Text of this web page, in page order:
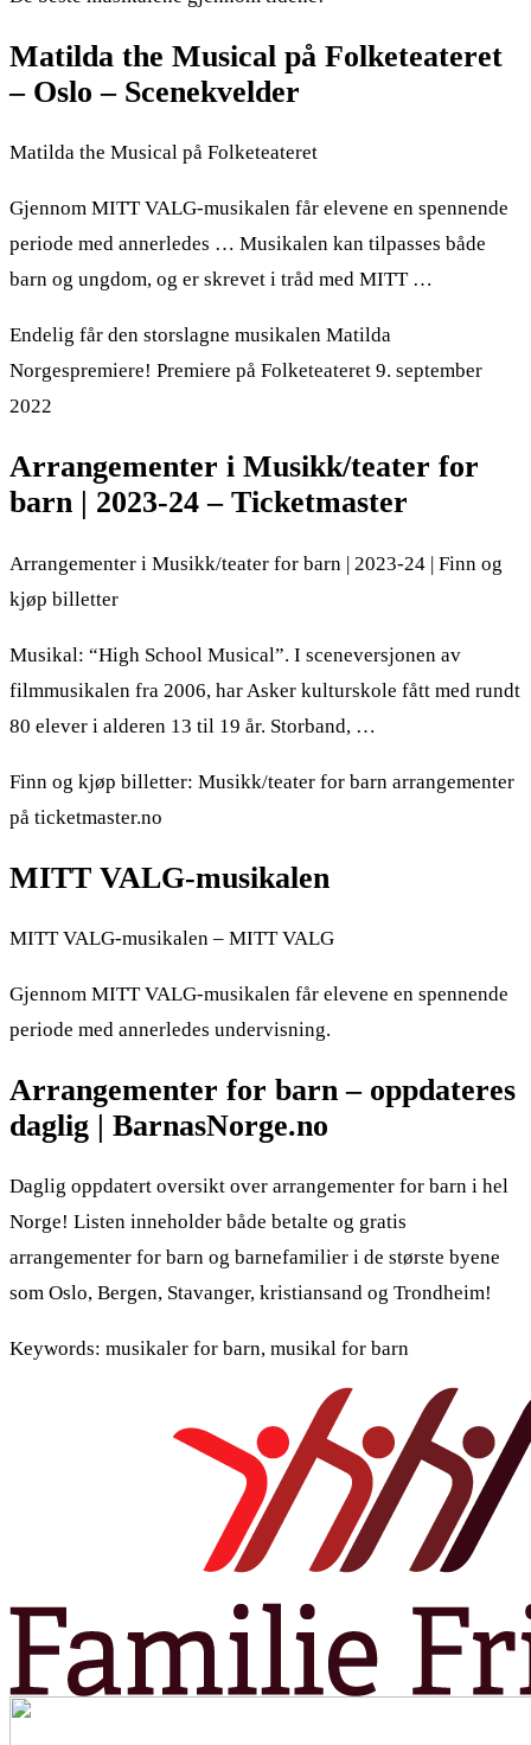
Matilda the Musical på Folketeateret
– Oslo – Scenekvelder
Matilda the Musical på Folketeateret
Gjennom MITT VALG-musikalen får elevene en spennende
periode med annerledes … Musikalen kan tilpasses både
barn og ungdom, og er skrevet i tråd med MITT …
Endelig får den storslagne musikalen Matilda
Norgespremiere! Premiere på Folketeateret 9. september
2022
Arrangementer i Musikk/teater for
barn | 2023-24 – Ticketmaster
Arrangementer i Musikk/teater for barn | 2023-24 | Finn og
kjøp billetter
Musikal: “High School Musical”. I sceneversjonen av
filmmusikalen fra 2006, har Asker kulturskole fått med rundt
80 elever i alderen 13 til 19 år. Storband, …
Finn og kjøp billetter: Musikk/teater for barn arrangementer
på ticketmaster.no
MITT VALG-musikalen
MITT VALG-musikalen – MITT VALG
Gjennom MITT VALG-musikalen får elevene en spennende
periode med annerledes undervisning.
Arrangementer for barn – oppdateres
daglig | BarnasNorge.no
Daglig oppdatert oversikt over arrangementer for barn i hel
Norge! Listen inneholder både betalte og gratis
arrangementer for barn og barnefamilier i de største byene
som Oslo, Bergen, Stavanger, kristiansand og Trondheim!
Keywords: musikaler for barn, musikal for barn